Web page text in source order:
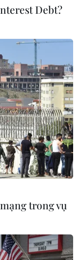
#Chuồng chó
Chí Minh
Debt?
trong vụ